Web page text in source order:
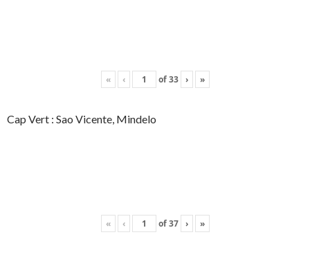
« ‹ of33 › »
Cap Vert : Sao Vicente, Mindelo
« ‹ of37 › »